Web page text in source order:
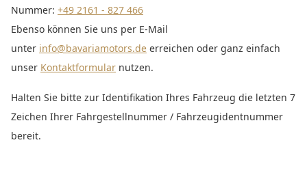
Nummer: +49 2161 - 827 466
Ebenso können Sie uns per E-Mail
unter info@bavariamotors.de erreichen oder ganz einfach
unser Kontaktformular nutzen.
Halten Sie bitte zur Identifikation Ihres Fahrzeug die letzten 7
Zeichen Ihrer Fahrgestellnummer / Fahrzeugidentnummer
bereit.